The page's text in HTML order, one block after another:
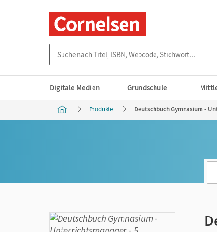
Digitale Medien Grundschule
Produkte Deutschbuch Gymnasium -